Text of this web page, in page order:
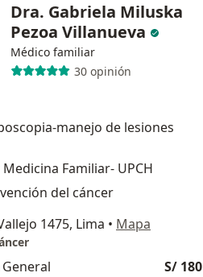
Dra. Gabriela Miluska
Pezoa Villanueva
Médico familiar
30 opinión
manejo de lesiones
Familiar- UPCH
del cáncer
1475, Lima • Mapa
S/ 180